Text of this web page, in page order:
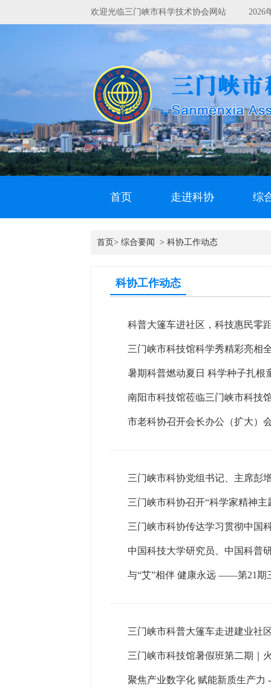
欢迎光临三门峡市科学技术协会网站 2026
首页 走进科协 综
首页> 综合要闻 > 科协工作动态
科协工作动态
科普大篷车进社区，科技惠民零
三门峡市科技馆科学秀精彩亮相
暑期科普燃动夏日 科学种子扎根
南阳市科技馆莅临三门峡市科技
市老科协召开会长办公（扩大）
三门峡市科协党组书记、主席彭
三门峡市科协召开“科学家精神
三门峡市科协传达学习贯彻中国
中国科技大学研究员、中国科普
与“艾”相伴 健康永远 ——第21期
三门峡市科普大篷车走进建业社
三门峡市科技馆暑假班第二期｜
聚焦产业数字化 赋能新质生产力